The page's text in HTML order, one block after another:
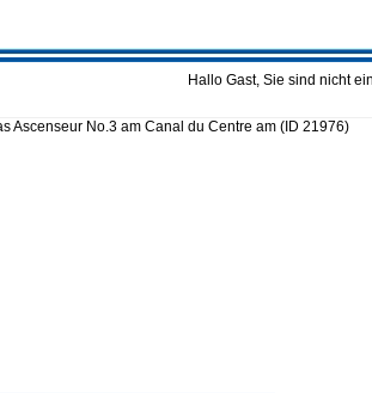
Hallo Gast, Sie sind nicht
Ascenseur No.3 am Canal du Centre am (ID 21976)